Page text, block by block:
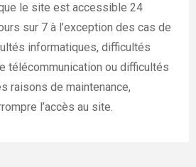
le site est accessible 24
sur 7 à l’exception des cas de
informatiques, difficultés
télécommunication ou difficultés
raisons de maintenance,
l’accès au site.